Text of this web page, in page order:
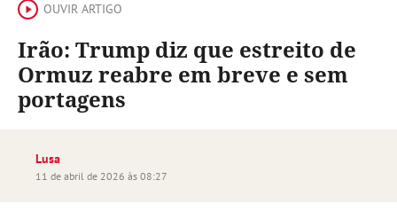
OUVIR ARTIGO
Irão: Trump diz que estreito de
Ormuz reabre em breve e sem
portagens
Lusa
11 de abril de 2026 às 08:27